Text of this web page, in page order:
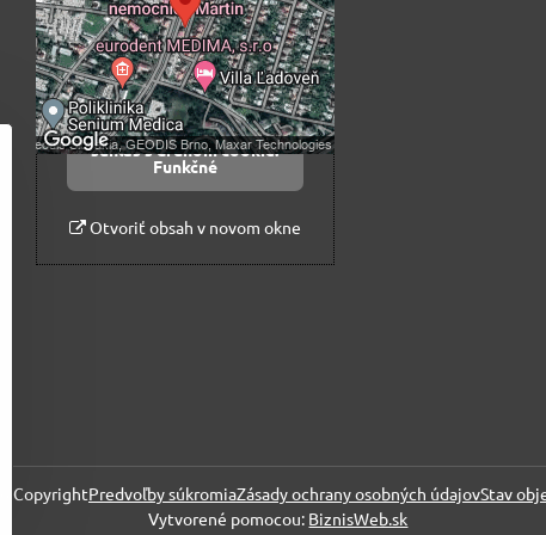
Prajete si načítať externý obsah?
Povoliť tentokrát
Povoliť a zapamätať -
súhlas s druhom cookie:
Funkčné
Otvoriť obsah v novom okne
CopyrightPredvoľby súkromiaZásady ochrany osobných údajovStav
Vytvorené pomocou: BiznisWeb.sk